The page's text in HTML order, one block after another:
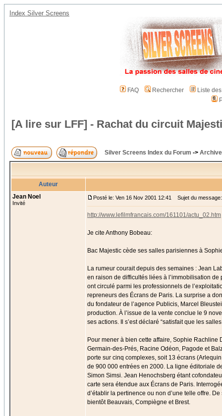
Index Silver Screens
FAQ Rechercher
Liste
[A lire sur LFF] - Rachat du circuit
Silver Screens Index du Forum ->
Auteur
Jean Noel
Invité
Posté le: Ven 16 Nov 2001 12:41 Sujet du
http://www.lefilmfrancais.com/161101/actu_02.htm
Je cite Anthony Bobeau:
Bac Majestic cède ses salles parisiennes à
La rumeur courait depuis des semaines : Jean
en raison de difficultés liées à l’immobilisation
ont circulé parmi les professionnels de
repreneurs des Écrans de Paris. La surprise a
du fondateur de l’agence Publicis, Marcel
production. À l’issue de la vente conclue le 9
ses actions. Il s’est déclaré “satisfait que les
Pour mener à bien cette affaire, Sophie
Germain-des-Prés, Racine Odéon, Pagode et
porte sur cinq complexes, soit 13 écrans
de 900 000 entrées en 2000. La ligne éditoriale
Simon Simsi. Jean Henochsberg étant
carte sera étendue aux Écrans de Paris.
d’établir la pertinence ou non d’une telle offre.
bientôt Beauvais, Compiègne et Brest.